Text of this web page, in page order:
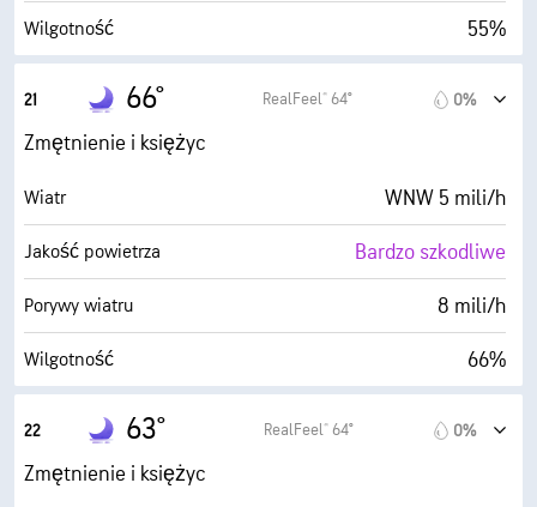
Wilgotność 55%
Punkt rosy
AccuLumen Brightness Index™
Zachmurzenie 0%
Widoczność 5 mili
Pułap chmur 30000 stopy
21 66° RealFeel® 64° 0%
Zmętnienie i księżyc
Wiatr WNW 5 mili/h
Jakość powietrza Bardzo szkodliwe
Porywy wiatru 8 mili/h
Wilgotność 66%
Punkt rosy
AccuLumen Brightness Index™
22 63° RealFeel® 64° 0%
Zmętnienie i księżyc